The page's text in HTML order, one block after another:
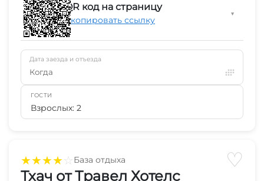
★★★★☆База отдыха ♡
Тхач от Травел Хотелс
QR код на страницу
Скопировать ссылку
▼
Дата заезда и отъезда
Когда
ГОСТИ
Взрослых: 2